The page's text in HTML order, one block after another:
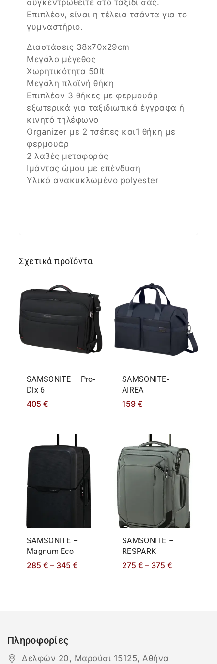
συγκεντρωθείτε στο ταξίδι σας.
Επιπλέον, είναι η τέλεια τσάντα για το
γυμναστήριο.
Διαστάσεις 38x70x29cm
Μεγάλο μέγεθος
Χωρητικότητα 50lt
Μεγάλη πλαϊνή θήκη
Επιπλέον 3 θήκες με φερμουάρ
εξωτερικά για ταξιδιωτικά έγγραφα ή
κινητό τηλέφωνο
Organizer με 2 τσέπες και1 θήκη με
φερμουάρ
2 λαβές μεταφοράς
Ιμάντας ώμου με επένδυση
Υλικό ανακυκλωμένο polyester
Σχετικά προϊόντα
SAMSONITE – Pro-
Dlx 6
405 €
SAMSONITE-
AIREA
159 €
SAMSONITE –
Magnum Eco
285 € – 345 €
SAMSONITE –
RESPARK
275 € – 375 €
Πληροφορίες
Δελφών 20, Μαρούσι 15125, Αθήνα